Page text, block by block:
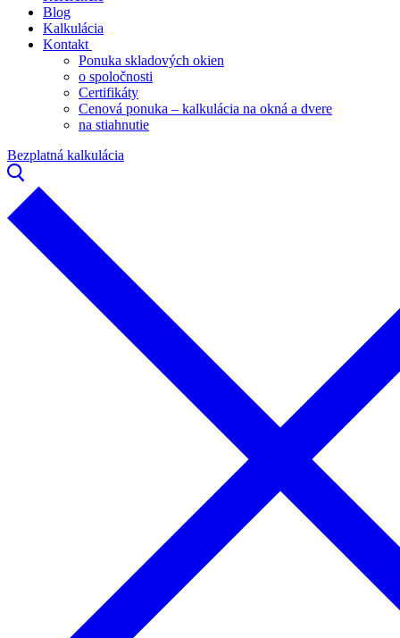
Blog
Kalkulácia
Kontakt
Ponuka skladových okien
o spoločnosti
Certifikáty
Cenová ponuka – kalkulácia na okná a dvere
na stiahnutie
Bezplatná kalkulácia